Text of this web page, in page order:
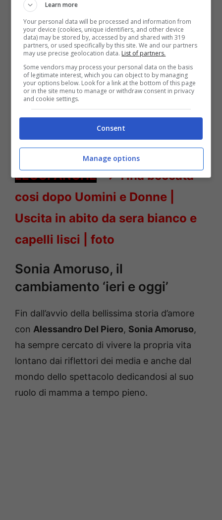
Alessandro Del Piero Sonia cambiata – Solonotizie24
LEGGI ANCHE–>Ignazio Moser
(nuovo) drastico cambio look |
Cos’ha combinato il fidanzato di
Cecilia Rodriguez
LEGGI ANCHE–>Tina beccata
cosi dopo Uomini e Donne |
Uscita in abito da sera bianco e
capelli lisci | foto
Sonia Amoruso, il
cambiamento ‘ieri e oggi’
Fin dall’avvio della bellissima storia d’amore
con Alessandro Del Piero, Sonia Amoruso,
ha sempre cercato di vivere la propria vita
lontano dai riflettori dei media e anche dal
mondo dello spettacolo dedicandosi al suo
ruolo di mamma a tempo pieno.
Learn more
Your personal data will be processed and information from
your device (cookies, unique identifiers, and other device
data) may be stored by, accessed by and shared with 319
partners, or used specifically by this site. We and our partners
may use precise geolocation data. List of partners.
Some vendors may process your personal data on the basis
of legitimate interest, which you can object to by managing
your options below. Look for a link at the bottom of this page
or in the site menu to manage or withdraw consent in privacy
and cookie settings.
Consent
Manage options